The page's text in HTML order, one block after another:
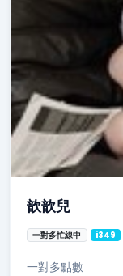
歆歆兒
一對多忙線中 i349
一對多點數